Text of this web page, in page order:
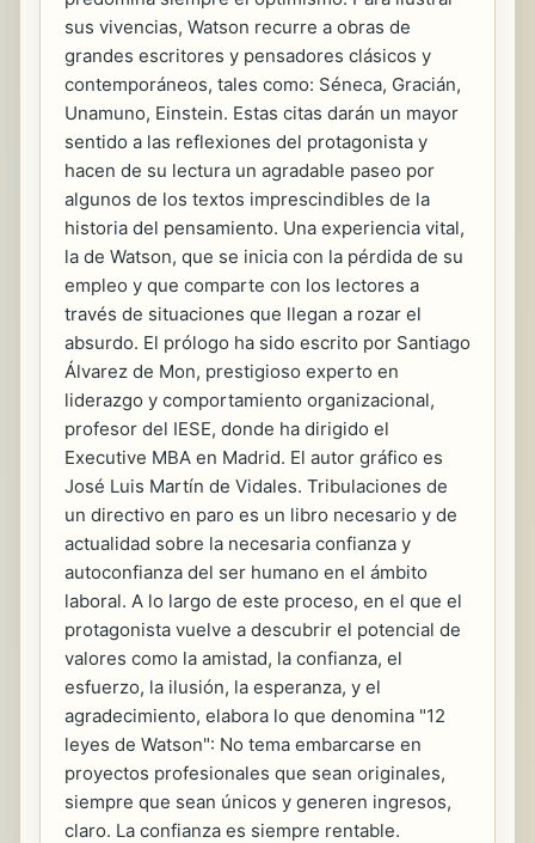
sus vivencias, Watson recurre a obras de
grandes escritores y pensadores clásicos y
contemporáneos, tales como: Séneca, Gracián,
Unamuno, Einstein. Estas citas darán un mayor
sentido a las reflexiones del protagonista y
hacen de su lectura un agradable paseo por
algunos de los textos imprescindibles de la
historia del pensamiento. Una experiencia vital,
la de Watson, que se inicia con la pérdida de su
empleo y que comparte con los lectores a
través de situaciones que llegan a rozar el
absurdo. El prólogo ha sido escrito por Santiago
Álvarez de Mon, prestigioso experto en
liderazgo y comportamiento organizacional,
profesor del IESE, donde ha dirigido el
Executive MBA en Madrid. El autor gráfico es
José Luis Martín de Vidales. Tribulaciones de
un directivo en paro es un libro necesario y de
actualidad sobre la necesaria confianza y
autoconfianza del ser humano en el ámbito
laboral. A lo largo de este proceso, en el que el
protagonista vuelve a descubrir el potencial de
valores como la amistad, la confianza, el
esfuerzo, la ilusión, la esperanza, y el
agradecimiento, elabora lo que denomina "12
leyes de Watson": No tema embarcarse en
proyectos profesionales que sean originales,
siempre que sean únicos y generen ingresos,
claro. La confianza es siempre rentable.